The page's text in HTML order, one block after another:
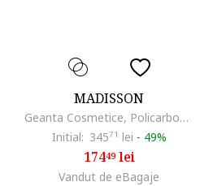
MADISSON
Geanta Cosmetice, Policarbonat, SW86820-G - BC, Alb
Initial: 34571 lei - 49%
17449lei
Vandut de eBagaje